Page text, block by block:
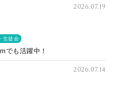
2026.07.19
生徒会
でも活躍中！
2026.07.14